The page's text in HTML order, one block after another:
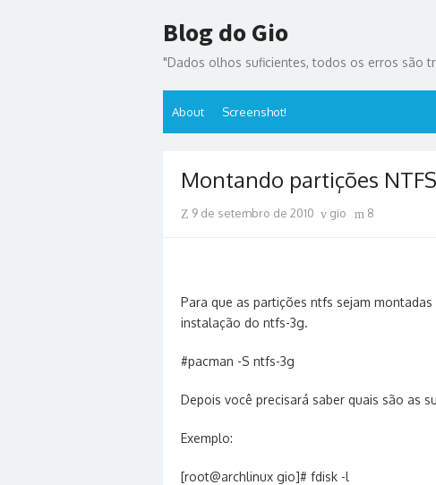
to
content
Blog do Gio
"Dados olhos suficientes, todos os erros são
About Screenshot!
Montando partições
Posted
9 de setembro de 2010 Author
gio 8
Para que as partições ntfs sejam
instalação do ntfs-3g.
#pacman -S ntfs-3g
Depois você precisará saber quais são as
Exemplo:
[root@archlinux gio]# fdisk -l